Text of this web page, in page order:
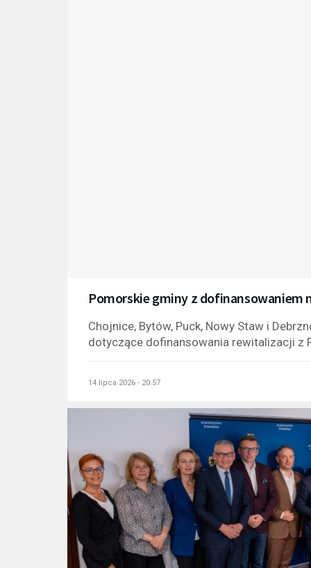
Pomorskie gminy z dofinansowaniem
Chojnice, Bytów, Puck, Nowy Staw i
dotyczące dofinansowania rewitalizacji z
14 lipca 2026 - 20:57